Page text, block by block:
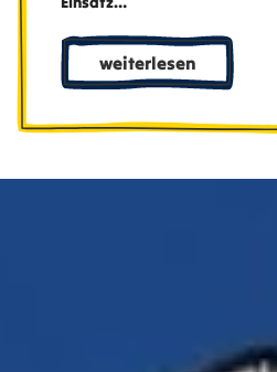
weiterlesen